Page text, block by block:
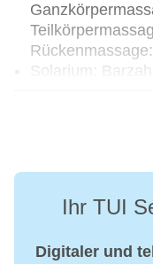
Solarium:
Ihr TUI
Digitaler und